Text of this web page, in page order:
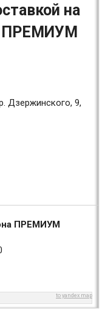
на
ПРЕМИУМ
Дзержинского, 9,
ПРЕМИУМ
to yandex map